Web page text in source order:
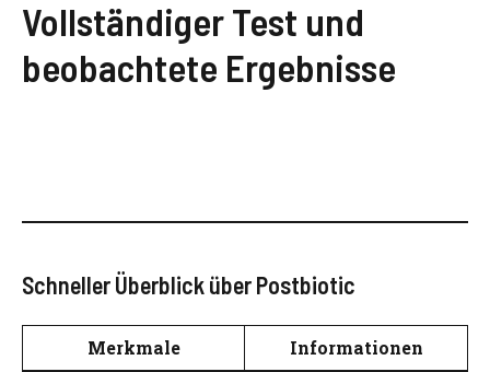
Vollständiger Test und
beobachtete Ergebnisse
Schneller Überblick über Postbiotic
Merkmale Informationen